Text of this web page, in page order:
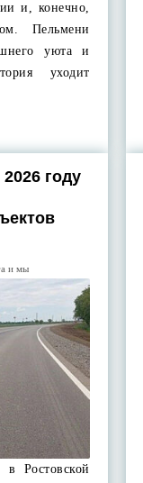
и, конечно,
Пельмени
уюта и
уходит
году
и мы
Ростовской